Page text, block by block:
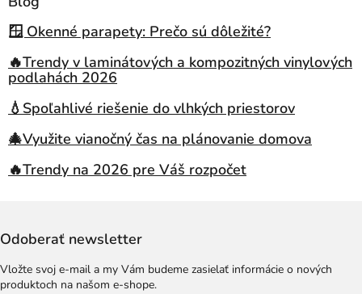
🪟 Okenné parapety: Prečo sú dôležité?
🔥Trendy v laminátových a kompozitných vinylových
podlahách 2026
💧Spoľahlivé riešenie do vlhkých priestorov
🎄Využite vianočný čas na plánovanie domova
🔥Trendy na 2026 pre Váš rozpočet
Odoberať newsletter
Vložte svoj e-mail a my Vám budeme zasielať informácie o nových
produktoch na našom e-shope.